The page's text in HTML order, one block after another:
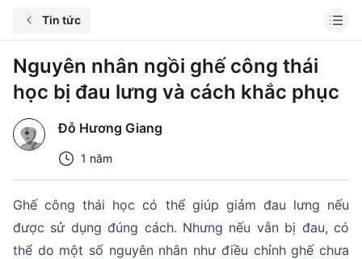
Tin tức
Nguyên nhân ngồi ghế công thái
học bị đau lưng và cách khắc phục
Đỗ Hương Giang
1 năm
Ghế công thái học có thể giúp giảm đau lưng nếu
được sử dụng đúng cách. Nhưng nếu vẫn bị đau, có
thể do một số nguyên nhân như điều chỉnh ghế chưa